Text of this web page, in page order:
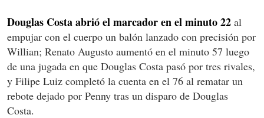
Douglas Costa abrió el marcador en el minuto 22 al
empujar con el cuerpo un balón lanzado con precisión por
Willian; Renato Augusto aumentó en el minuto 57 luego
de una jugada en que Douglas Costa pasó por tres rivales,
y Filipe Luiz completó la cuenta en el 76 al rematar un
rebote dejado por Penny tras un disparo de Douglas
Costa.